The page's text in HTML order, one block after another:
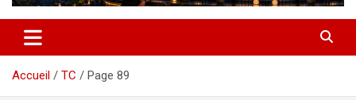
Accueil TC Page 89